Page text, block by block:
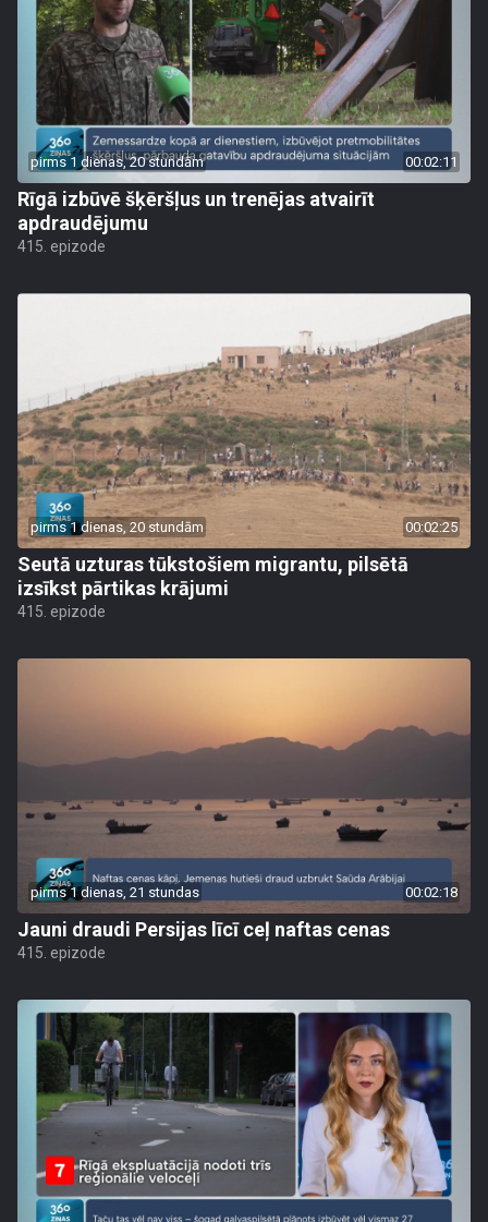
pirms 1 dienas, 20 stundām 00:02:11
Rīgā izbūvē šķēršļus un trenējas atvairīt
apdraudējumu
415. epizode
pirms 1 dienas, 20 stundām 00:02:25
Seutā uzturas tūkstošiem migrantu, pilsētā
izsīkst pārtikas krājumi
415. epizode
pirms 1 dienas, 21 stundas 00:02:18
Jauni draudi Persijas līcī ceļ naftas cenas
415. epizode